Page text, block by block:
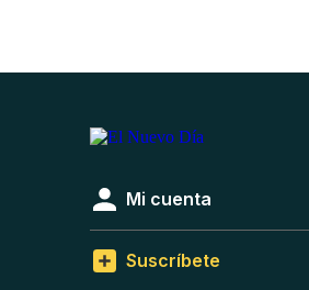
Mi cuenta
Suscríbete